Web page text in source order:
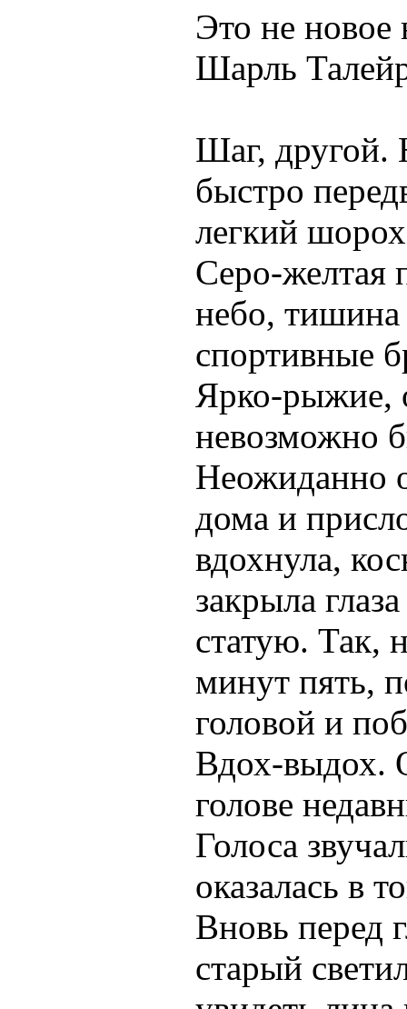
Это не новое
Шарль
Шаг, другой.
быстро
легкий
Серо-желтая
небо, тишина
спортивные
Ярко-рыжие,
невозможно
Неожиданно
дома и
вдохнула,
закрыла
статую. Так,
минут пять,
головой и
Вдох-выдох.
голове
Голоса
оказалась в
Вновь перед
старый